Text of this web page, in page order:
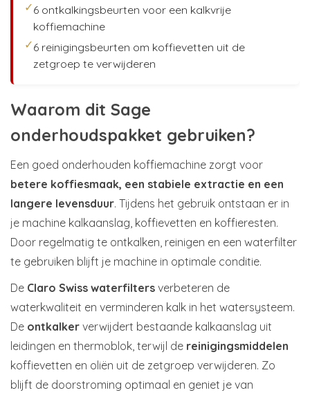
✓6 ontkalkingsbeurten voor een kalkvrije
koffiemachine
✓6 reinigingsbeurten om koffievetten uit de
zetgroep te verwijderen
Waarom dit Sage
onderhoudspakket gebruiken?
Een goed onderhouden koffiemachine zorgt voor
betere koffiesmaak, een stabiele extractie en een
langere levensduur. Tijdens het gebruik ontstaan er in
je machine kalkaanslag, koffievetten en koffieresten.
Door regelmatig te ontkalken, reinigen en een waterfilter
te gebruiken blijft je machine in optimale conditie.
De Claro Swiss waterfilters verbeteren de
waterkwaliteit en verminderen kalk in het watersysteem.
De ontkalker verwijdert bestaande kalkaanslag uit
leidingen en thermoblok, terwijl de reinigingsmiddelen
koffievetten en oliën uit de zetgroep verwijderen. Zo
blijft de doorstroming optimaal en geniet je van